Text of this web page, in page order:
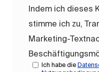
Indem ich dieses
stimme ich zu,
Marketing-
Ich habe die